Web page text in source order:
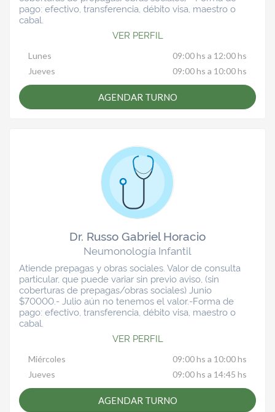
pago: efectivo, transferencia, débito visa, maestro o
cabal.
VER PERFIL
Lunes
09:00 hs a 12:00 hs
Jueves
09:00 hs a 10:00 hs
AGENDAR TURNO
Dr. Russo Gabriel Horacio
Neumonología Infantil
Atiende prepagas y obras sociales. Valor de consulta
particular, que puede variar sin previo aviso, (sin
coberturas de prepagas/obras sociales) Junio
$70000.- Julio aún no tenemos el valor.-Forma de
pago: efectivo, transferencia, débito visa, maestro o
cabal.
VER PERFIL
Miércoles
09:00 hs a 10:00 hs
Jueves
09:00 hs a 14:45 hs
AGENDAR TURNO